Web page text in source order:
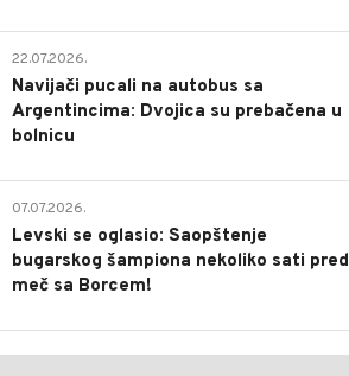
22.07.2026.
Navijači pucali na autobus sa
Argentincima: Dvojica su prebačena u
bolnicu
07.07.2026.
Levski se oglasio: Saopštenje
bugarskog šampiona nekoliko sati pred
meč sa Borcem!